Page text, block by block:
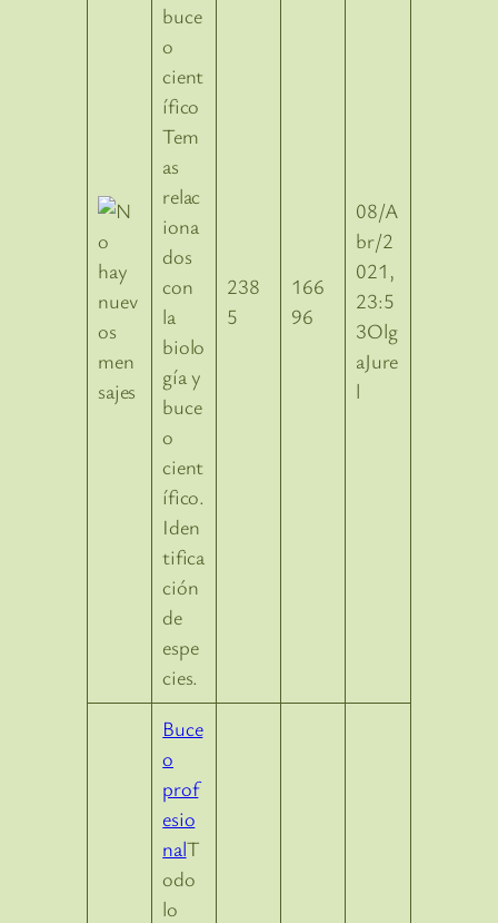
buce
o
cient
ífico
Tem
as
relac
iona
dos
con
la
biolo
gía y
buce
o
cient
ífico.
Iden
tifica
ción
de
espe
cies.
238
5
166
96
08/A
br/2
021,
23:5
3Olg
aJure
l
Buce
o
prof
esio
nalT
odo
lo